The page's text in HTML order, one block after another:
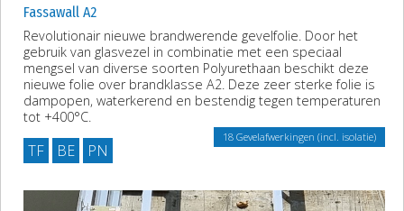
Fassawall A2
Revolutionair nieuwe brandwerende gevelfolie. Door het
gebruik van glasvezel in combinatie met een speciaal
mengsel van diverse soorten Polyurethaan beschikt deze
nieuwe folie over brandklasse A2. Deze zeer sterke folie is
dampopen, waterkerend en bestendig tegen temperaturen
tot +400°C.
TF BE PN
18 Gevelafwerkingen (incl. isolatie)